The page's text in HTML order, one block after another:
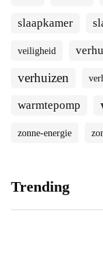
slaapkamer
veiligheid
verhuizen
warmtepomp
zonne-energie
Trending